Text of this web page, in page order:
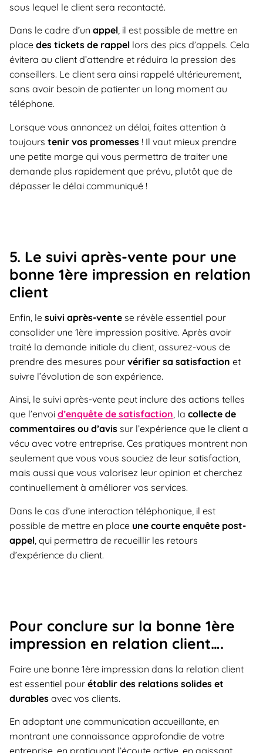
sous lequel le client sera recontacté.
Dans le cadre d’un appel, il est possible de mettre en
place des tickets de rappel lors des pics d’appels. Cela
évitera au client d’attendre et réduira la pression des
conseillers. Le client sera ainsi rappelé ultérieurement,
sans avoir besoin de patienter un long moment au
téléphone.
Lorsque vous annoncez un délai, faites attention à
toujours tenir vos promesses ! Il vaut mieux prendre
une petite marge qui vous permettra de traiter une
demande plus rapidement que prévu, plutôt que de
dépasser le délai communiqué !
5. Le suivi après-vente pour une
bonne 1ère impression en relation
client
Enfin, le suivi après-vente se révèle essentiel pour
consolider une 1ère impression positive. Après avoir
traité la demande initiale du client, assurez-vous de
prendre des mesures pour vérifier sa satisfaction et
suivre l’évolution de son expérience.
Ainsi, le suivi après-vente peut inclure des actions telles
que l’envoi d’enquête de satisfaction, la collecte de
commentaires ou d’avis sur l’expérience que le client a
vécu avec votre entreprise. Ces pratiques montrent non
seulement que vous vous souciez de leur satisfaction,
mais aussi que vous valorisez leur opinion et cherchez
continuellement à améliorer vos services.
Dans le cas d’une interaction téléphonique, il est
possible de mettre en place une courte enquête post-
appel , qui permettra de recueillir les retours
d’expérience du client.
Pour conclure sur la bonne 1ère
impression en relation client….
Faire une bonne 1ère impression dans la relation client
est essentiel pour établir des relations solides et
durables avec vos clients.
En adoptant une communication accueillante, en
montrant une connaissance approfondie de votre